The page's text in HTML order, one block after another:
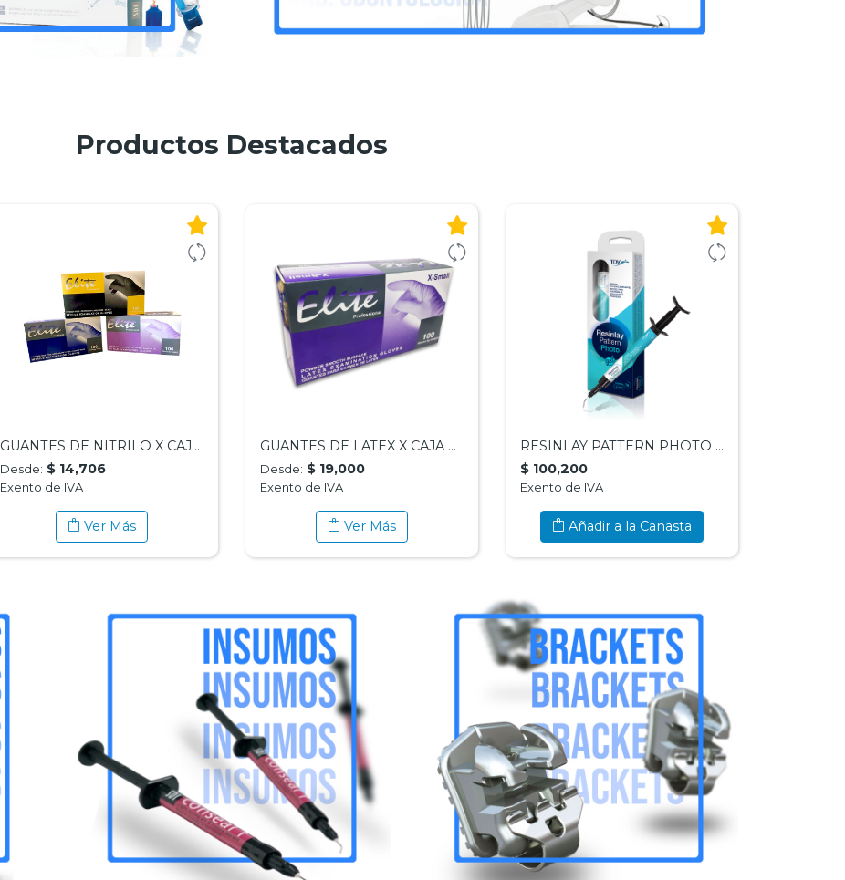
Productos Destacados
GUANTES DE NITRILO X CAJA XS S M-ELITE
Desde: $ 14,706
Exento de IVA
Ver Más
GUANTES DE LATEX X CAJA XS,S, M, L -ELITE
Desde: $ 19,000
Exento de IVA
Ver Más
RESINLAY PATTERN PHOTO GEL X 3G - TDV
$ 100,200
Exento de IVA
Añadir a la Canasta